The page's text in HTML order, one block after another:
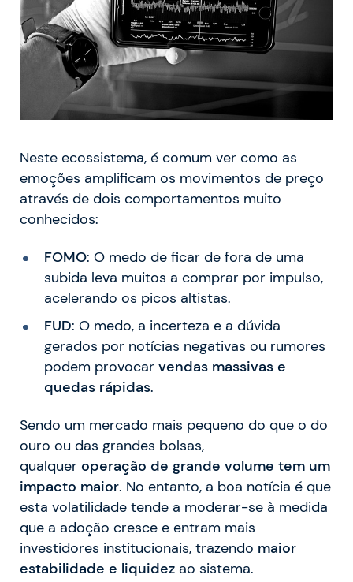
Neste ecossistema, é comum ver como as
emoções amplificam os movimentos de preço
através de dois comportamentos muito
conhecidos:
FOMO: O medo de ficar de fora de uma
subida leva muitos a comprar por impulso,
acelerando os picos altistas.
FUD: O medo, a incerteza e a dúvida
gerados por notícias negativas ou rumores
podem provocar vendas massivas e
quedas rápidas.
Sendo um mercado mais pequeno do que o do
ouro ou das grandes bolsas,
qualquer operação de grande volume tem um
impacto maior. No entanto, a boa notícia é que
esta volatilidade tende a moderar-se à medida
que a adoção cresce e entram mais
investidores institucionais, trazendo maior
estabilidade e liquidez ao sistema.